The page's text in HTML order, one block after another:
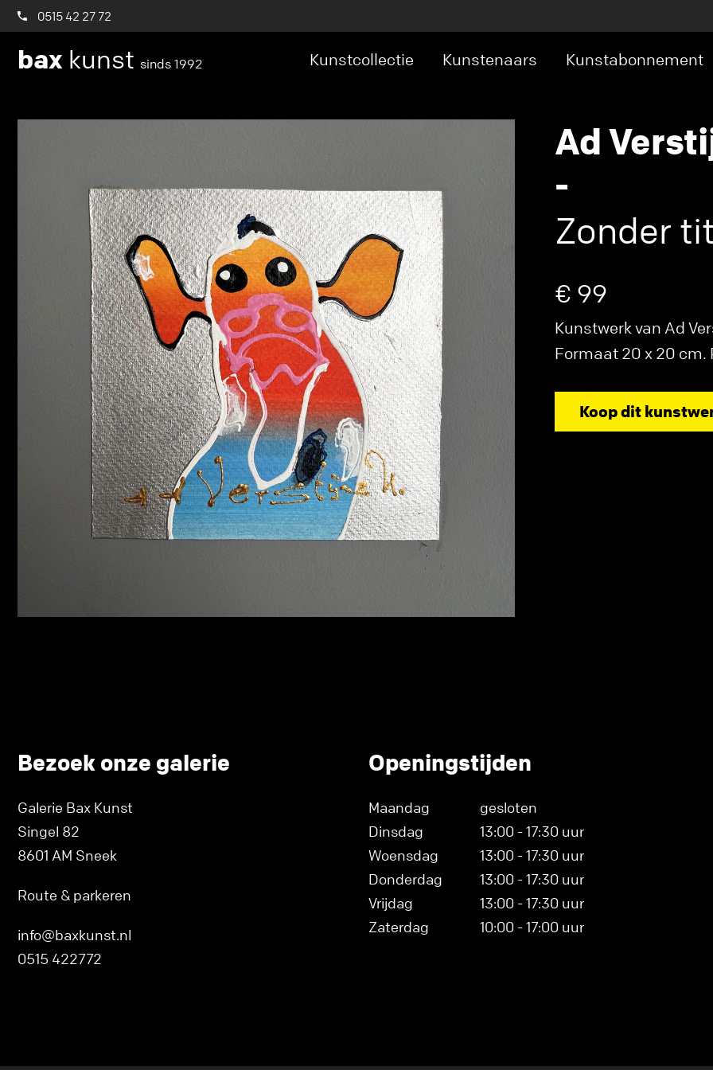
0515 42 27 72
bax kunst sinds 1992 Kunstcollectie Kunstenaars Kunstabonnement
Ad
-
Zonder
€ 99
Kunstwerk van Ad
Formaat 20 x 20 cm.
Koop dit
Bezoek onze galerie
Galerie Bax Kunst
Singel 82
8601 AM Sneek
Route & parkeren
info@baxkunst.nl
0515 422772
Openingstijden
Maandag
gesloten
Dinsdag
13:00 - 17:30 uur
Woensdag
13:00 - 17:30 uur
Donderdag
13:00 - 17:30 uur
Vrijdag
13:00 - 17:30 uur
Zaterdag
10:00 - 17:00 uur